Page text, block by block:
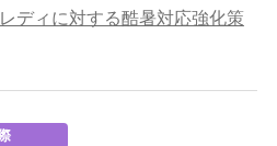
ディに対する酷暑対応強化策